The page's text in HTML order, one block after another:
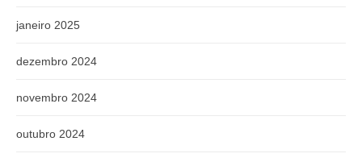
janeiro 2025
dezembro 2024
novembro 2024
outubro 2024